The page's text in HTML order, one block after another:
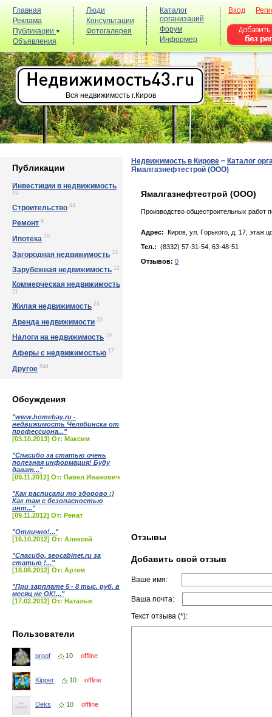
Главная
Реклама
Публикации
Объявления
Люди
Консультации
Фотогалерея
Каталог
организаций
Форум
Информер
Вход
Вся недвижимость г.Киров
Публикации
Инвестиции в недвижимость
19
Строительство 44
Ремонт 9
Ипотека 20
Загородная недвижимость 12
Зарубежная недвижимость 12
Коммерческая недвижимость
21
Жилая недвижимость 24
Аренда недвижимости 20
Налоги на недвижимость 19
Аферы с недвижимостью 17
Другое 844
Обсуждения
"www.homebay.ru -
недвижимость Челябинска от
профессиона..."
[03.10.2013] От: Максим
"Спасибо за статью очень
полезная информация! Буду
дават..."
[09.11.2012] От: Павел Иванович
"Как расписали то здорово :)
Как там с безопасностью
инт..."
[09.11.2012] От: Ренат
"Отлично!..."
[16.10.2012] От: Алексей
"Спасибо, seocabinet.ru за
статью !..."
[18.08.2012] От: Артем
"При зарплате 5 - 8 тыс. руб. в
месяц не ОК!..."
[17.02.2012] От: Наталья
Пользователи
proof 10 offline
Kipper 10 offline
Deks 10 offline
Недвижимость в Кирове − Каталог
Ямалгазнефтестрой (ООО)
Ямалгазнефтестрой (ООО)
Производство общестроительных работ
Адрес: Киров, yл. Гoрькoгo, д. 17, этаж
Тел.: (8332) 57-31-54, 63-48-51
Отзывов: 0
Отзывы
Добавить свой отзыв
Ваше имя:
Ваша почта:
Текст отзыва (*):